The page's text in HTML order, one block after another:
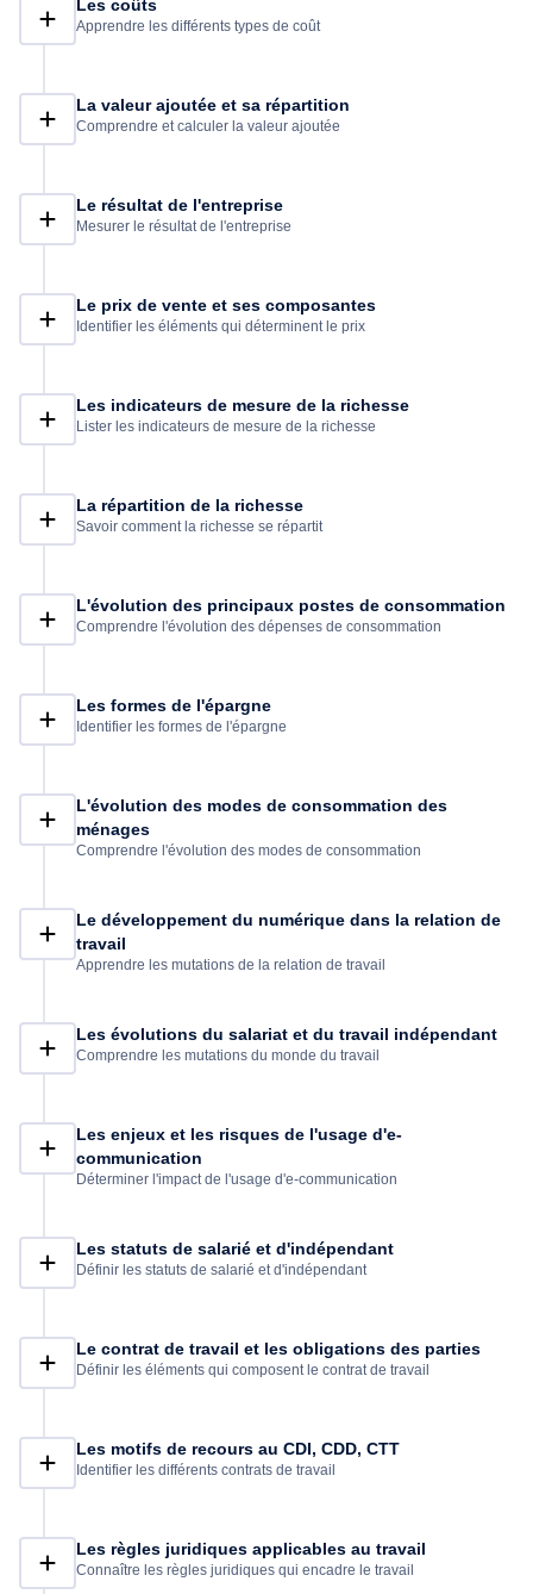
Les coûts
Apprendre les différents types de coût
La valeur ajoutée et sa répartition
Comprendre et calculer la valeur ajoutée
Le résultat de l'entreprise
Mesurer le résultat de l'entreprise
Le prix de vente et ses composantes
Identifier les éléments qui déterminent le prix
Les indicateurs de mesure de la richesse
Lister les indicateurs de mesure de la richesse
La répartition de la richesse
Savoir comment la richesse se répartit
L'évolution des principaux postes de consommation
Comprendre l'évolution des dépenses de consommation
Les formes de l'épargne
Identifier les formes de l'épargne
L'évolution des modes de consommation des
ménages
Comprendre l'évolution des modes de consommation
Le développement du numérique dans la relation de
travail
Apprendre les mutations de la relation de travail
Les évolutions du salariat et du travail indépendant
Comprendre les mutations du monde du travail
Les enjeux et les risques de l'usage d'e-
communication
Déterminer l'impact de l'usage d'e-communication
Les statuts de salarié et d'indépendant
Définir les statuts de salarié et d'indépendant
Le contrat de travail et les obligations des parties
Définir les éléments qui composent le contrat de travail
Les motifs de recours au CDI, CDD, CTT
Identifier les différents contrats de travail
Les règles juridiques applicables au travail
Connaître les règles juridiques qui encadre le travail